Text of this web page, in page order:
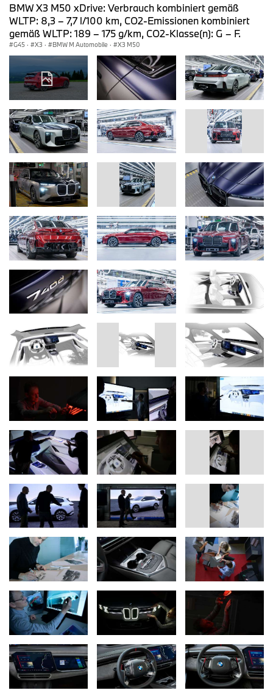
BMW X3 M50 xDrive: Verbrauch kombiniert gemäß
WLTP: 8,3 – 7,7 l/100 km, CO2-Emissionen kombiniert
gemäß WLTP: 189 – 175 g/km, CO2-Klasse(n): G – F.
G45 · X3 · BMW M Automobile · X3 M50